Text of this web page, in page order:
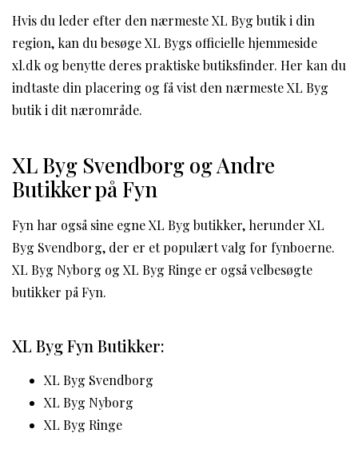
Hvis du leder efter den nærmeste XL Byg butik i din
region, kan du besøge XL Bygs officielle hjemmeside
xl.dk og benytte deres praktiske butiksfinder. Her kan du
indtaste din placering og få vist den nærmeste XL Byg
butik i dit nærområde.
XL Byg Svendborg og Andre
Butikker på Fyn
Fyn har også sine egne XL Byg butikker, herunder XL
Byg Svendborg, der er et populært valg for fynboerne.
XL Byg Nyborg og XL Byg Ringe er også velbesøgte
butikker på Fyn.
XL Byg Fyn Butikker:
XL Byg Svendborg
XL Byg Nyborg
XL Byg Ringe